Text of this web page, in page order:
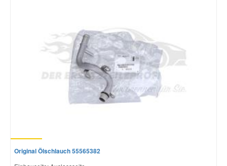
Original Ölschlauch 55565382